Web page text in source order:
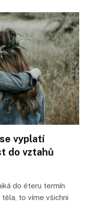
vyplatí
do vztahů
do éteru termín
těla, to víme všichni